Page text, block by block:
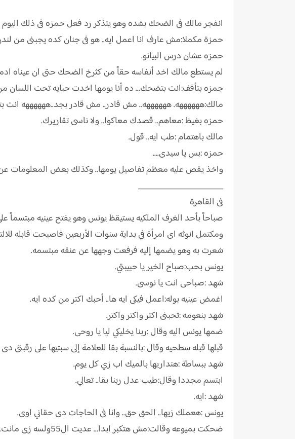
انفجر مالك فى الضحك بشده وهو يتذكر رد فعل حمزه فى ذلك اليوم
حمزة مكملا:مش عارف انا اعمل ايه.. هو فى جنان كده يجبنى من لندن
حمزه عشان درس البيانو.
لم يستطع مالك اخد أنفاسه حقاً من كثرخ الضحك حتى ان عيناه
جمزه بتأفف:انت بتضحك... ده أنا يومها اخدت حبايه تحت
مالك:ههههههه. ههههههه.. مش قادر.. مش قادر بجد..ههههههه انت
حمزه بغيظ :معاهم.. قصدك معاكوا.. ولا ناسى تقاريرك.
مالك باهتمام :طب ايه.. قول.
حمزه :بس يا سيدى....
واخذ يقص عليه معظم تفاصيل يومها.. وكذلك بعض المعلومات عن
_____________________
فى القاهرة
صباحاً بأحد الغرف الملكيه يستيقظ يونس وهو يفتح عينيه مبتسماً
ومكتمل انوثه اى امرأة في بداية سنوات الأربعين فاصبحت قابله
شعرت به وهو يضمها إليه فرفعت وجهها عن عنقه مبتسمه.
يونس بحب:صباح الخير يا حبيبتي.
شهد :صباحى انت يا نوسى.
اغمض عينيه بوله:اعمل فيكى ايه ها.. أحبك اكتر من كده ايه.
شهد بنعومه :تحبنى اكتر واكتر واكتر.
ضمها يونس اليه وقال :ربنا يخليكي ليا يا روحى.
قبلها قبله سطحيه وقال :بالنسبة بقا للعلامة إلى سبتيها على رقبتى
شهد ببساطة :هنداريها بالميك اب زي كل يوم.
ابتسم مجددا وقال:طيب عدل ربنا بقا.. تعالي.
شهد :ايه.
يونس :هعملك زيها.. الحق حق.. وانا فى الحاجات دى حقاني اوى.
ضحكت بميوعه وقالت:مش هتكبر ابدا... عديت ال55ولسه زى مانت.